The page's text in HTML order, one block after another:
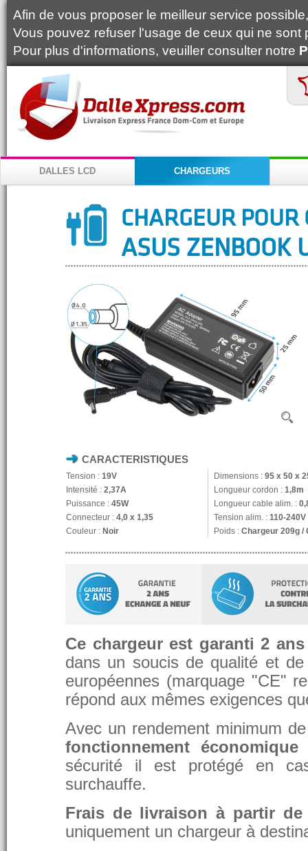
Afin de vous proposer le meilleur service
Vous pouvez refuser l'usage de ceux qui ne
Pour plus d'informations, veuiller consulter notre
DALLES LCD CHARGEURS
CHARGEUR
ASUS ZENBOOK
CARACTERISTIQUES
Tension : 19V Dimensions : 95 x 50 x
Intensité : 2,37A Longueur cordon : 1,8m
Puissance : 45W Longueur cable alim. :
Connecteur : 4,0 x 1,35 Tension alim. : 110-240V
Couleur : Noir Poids : Chargeur 209g /
Ce chargeur est garanti 2 ans
dans un soucis de qualité et
européennes (marquage "CE"
répond aux mêmes exigences
Avec un rendement minimum
fonctionnement
sécurité il est protégé en
surchauffe.
Frais de livraison à partir de
uniquement un chargeur à